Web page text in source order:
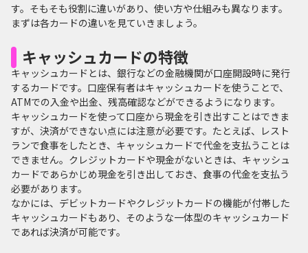
す。そもそも役割に違いがあり、使い方や仕組みも異なります。
まずは各カードの違いを見ていきましょう。
キャッシュカードの特徴
キャッシュカードとは、銀行などの金融機関が口座開設時に発行
するカードです。口座保有者はキャッシュカードを使うことで、
ATMでの入金や出金、残高確認などができるようになります。
キャッシュカードを使って口座から現金を引き出すことはできま
すが、決済ができない点には注意が必要です。たとえば、レスト
ランで食事をしたとき、キャッシュカードで代金を支払うことは
できません。クレジットカードや現金がないときは、キャッシュ
カードであらかじめ現金を引き出しておき、食事の代金を支払う
必要があります。
なかには、デビットカードやクレジットカードの機能が付帯した
キャッシュカードもあり、そのような一体型のキャッシュカード
であれば決済が可能です。